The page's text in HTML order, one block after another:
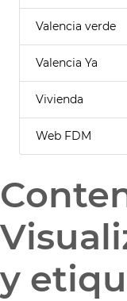
Valencia verde
Valencia Ya
Vivienda
Web FDM
y